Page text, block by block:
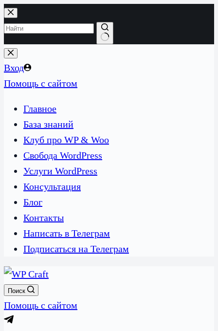
Перейти
к
сути
Ничего
не
найдено
Вход
Помощь с сайтом
Главное
База знаний
Клуб про WP & Woo
Свобода WordPress
Услуги WordPress
Консультация
Блог
Контакты
Написать в Телеграм
Подписаться на Телеграм
Поиск
Помощь с сайтом